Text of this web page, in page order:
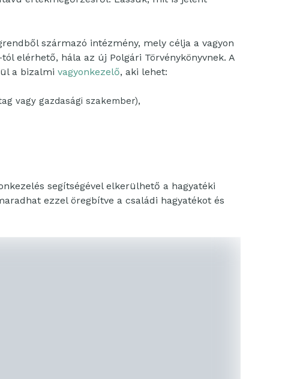
származó intézmény, mely célja a vagyon
elérhető, hála az új Polgári Törvénykönyvnek. A
a bizalmi vagyonkezelő, aki lehet:
vagy gazdasági szakember),
segítségével elkerülhető a hagyatéki
ezzel öregbítve a családi hagyatékot és